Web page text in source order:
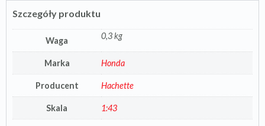
Szczegóły produktu
Waga 0,3 kg
Marka Honda
Producent Hachette
Skala 1:43